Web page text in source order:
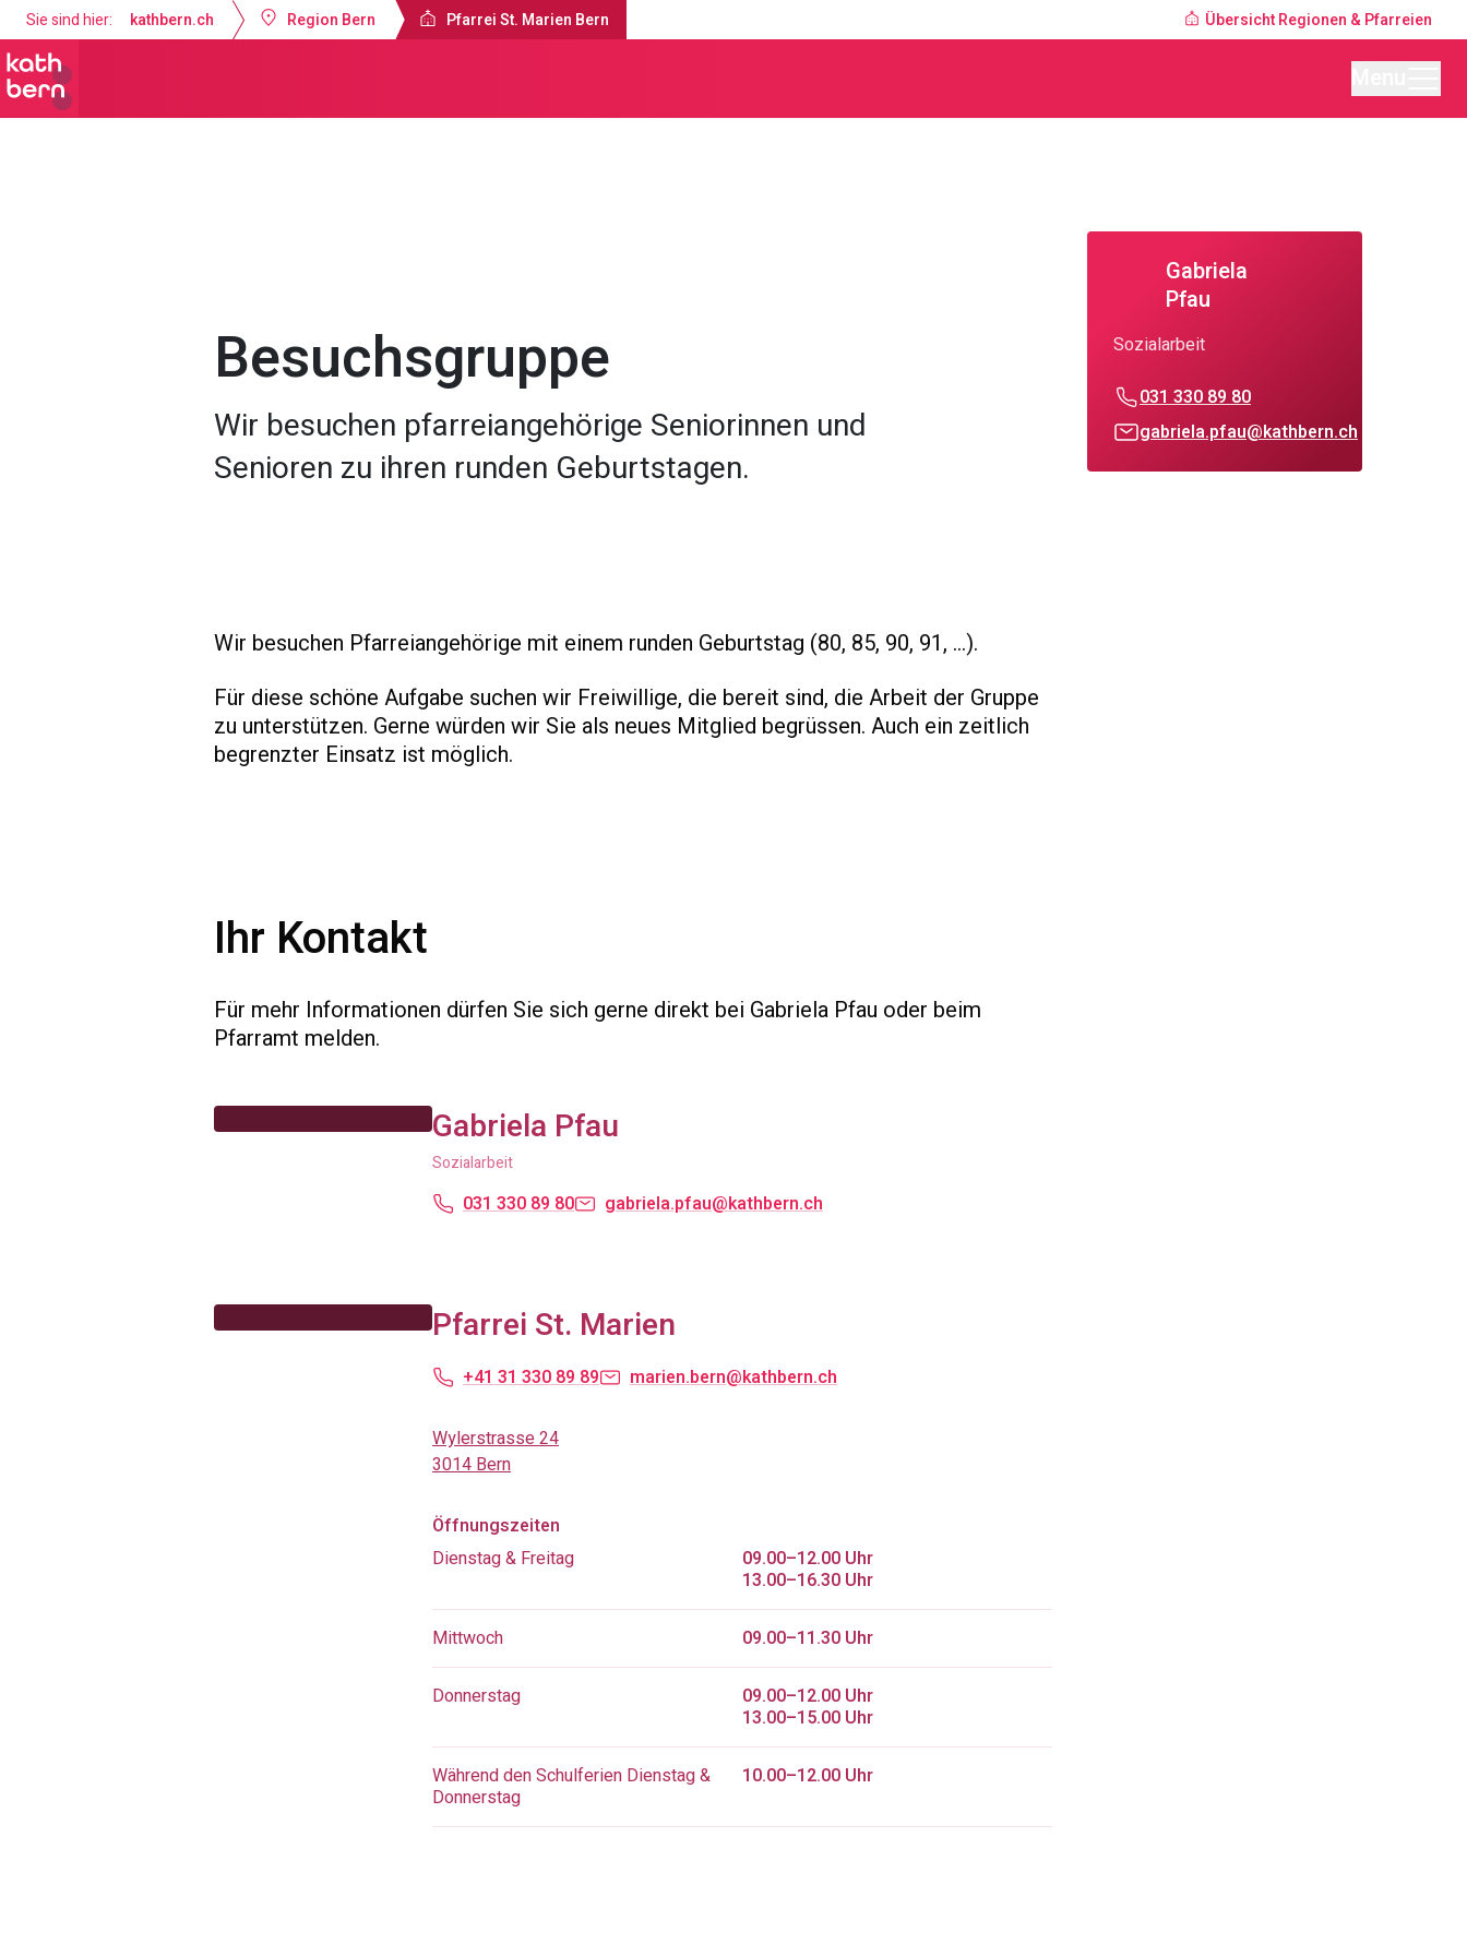
Sie sind hier: kathbern.ch Region Bern Pfarrei St. Marien Bern Übersicht Regionen & Pfarreien
Besuchsgruppe
Wir besuchen pfarreiangehörige Seniorinnen und
Senioren zu ihren runden Geburtstagen.
Gabriela
Pfau
Sozialarbeit
031 330 89 80
gabriela.pfau@kathbern.ch
Wir besuchen Pfarreiangehörige mit einem runden Geburtstag (80, 85, 90, 91, ...).
Für diese schöne Aufgabe suchen wir Freiwillige, die bereit sind, die Arbeit der Gruppe
zu unterstützen. Gerne würden wir Sie als neues Mitglied begrüssen. Auch ein zeitlich
begrenzter Einsatz ist möglich.
Ihr Kontakt
Für mehr Informationen dürfen Sie sich gerne direkt bei Gabriela Pfau oder beim
Pfarramt melden.
Gabriela Pfau
Sozialarbeit
031 330 89 80 gabriela.pfau@kathbern.ch
Pfarrei St. Marien
+41 31 330 89 89 marien.bern@kathbern.ch
Wylerstrasse 24
3014 Bern
Öffnungszeiten
Dienstag & Freitag
09.00–12.00 Uhr
13.00–16.30 Uhr
Mittwoch 09.00–11.30 Uhr
Donnerstag
09.00–12.00 Uhr
13.00–15.00 Uhr
Während den Schulferien Dienstag &
Donnerstag
10.00–12.00 Uhr